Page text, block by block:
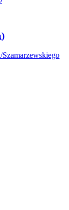
)
Szamarzewskiego